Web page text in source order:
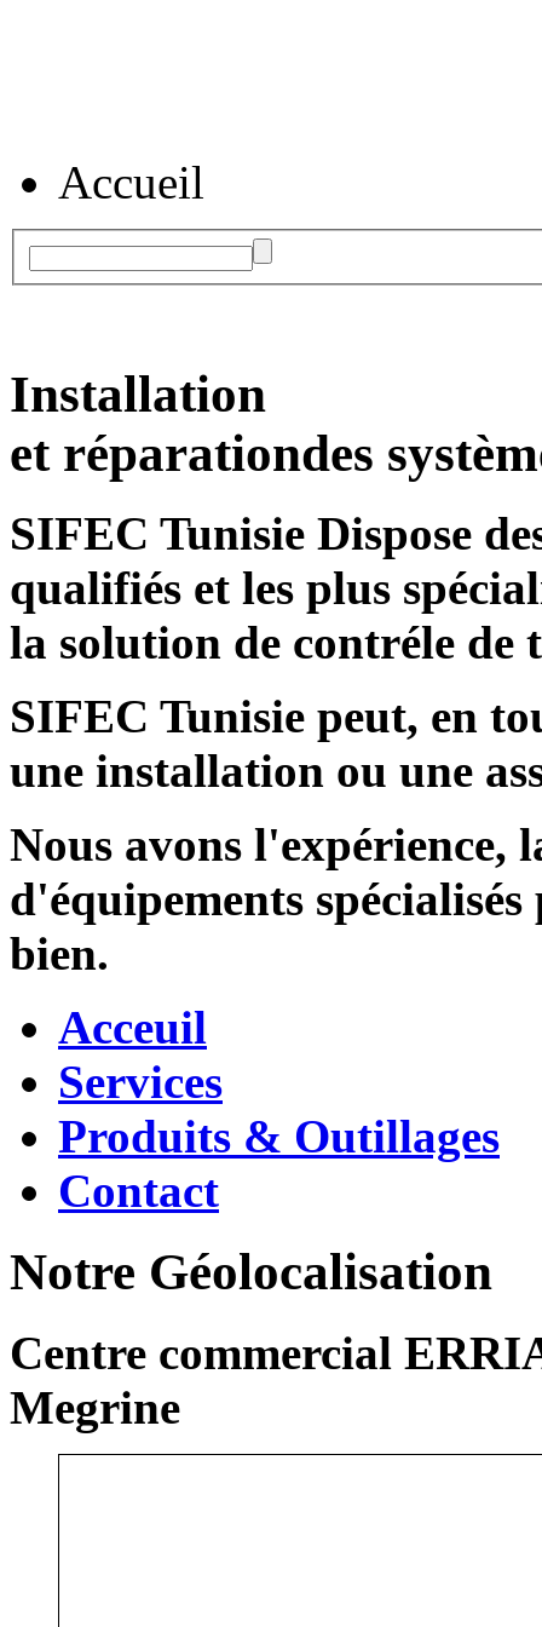
Accueil
Installation
et réparationdes
SIFEC Tunisie Dispose
qualifiés et les plus
la solution de contréle de
SIFEC Tunisie peut, en
une installation ou une
Nous avons l'expérience,
d'équipements
bien.
Acceuil
Services
Produits & Outillages
Contact
Notre Géolocalisation
Centre commercial
Megrine